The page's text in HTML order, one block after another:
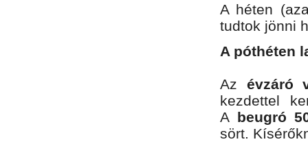
A héten
tudtok jönni
A póthéten
Az évzáró
kezdettel
A beugró
sört.